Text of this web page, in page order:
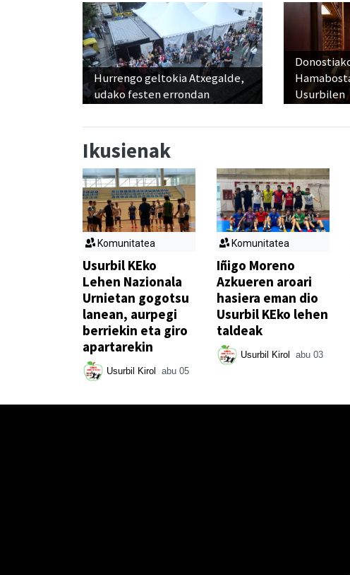
Hurrengo geltokia Atxegalde,
udako festen errondan
Usurbilen
Ikusienak
Komunitatea
Usurbil KEko
Lehen Nazionala
Urnietan gogotsu
lanean, aurpegi
berriekin eta giro
apartarekin
Usurbil Kirol abu 05
Komunitatea
Iñigo Moreno
Azkueren aroari
hasiera eman dio
Usurbil KEko lehen
taldeak
Usurbil Kirol abu 03